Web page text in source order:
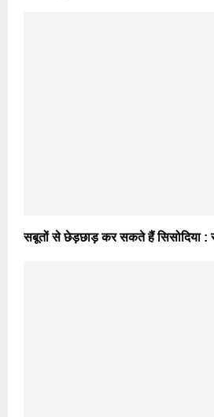
सबूतों से छेड़छाड़ कर सकते हैं सिसोदिया :